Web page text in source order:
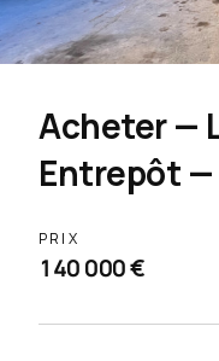
Acheter —
Entrepôt —
PRIX
140 000 €